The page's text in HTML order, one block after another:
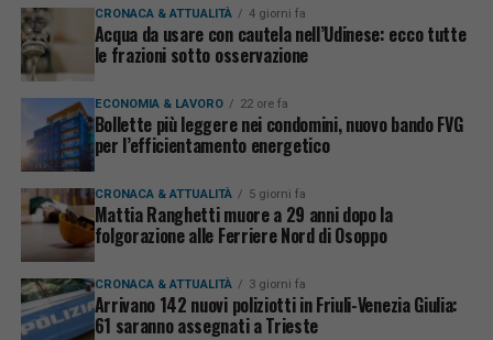
CRONACA & ATTUALITÀ 4 giorni fa
Acqua da usare con cautela nell’Udinese: ecco tutte
le frazioni sotto osservazione
ECONOMIA & LAVORO 22 ore fa
Bollette più leggere nei condomini, nuovo bando FVG
per l’efficientamento energetico
CRONACA & ATTUALITÀ 5 giorni fa
Mattia Ranghetti muore a 29 anni dopo la
folgorazione alle Ferriere Nord di Osoppo
CRONACA & ATTUALITÀ 3 giorni fa
Arrivano 142 nuovi poliziotti in Friuli-Venezia Giulia:
61 saranno assegnati a Trieste